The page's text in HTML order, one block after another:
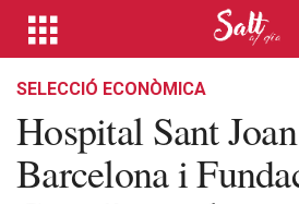
SELECCIÓ ECONÒMICA
Hospital Sant
Barcelona i